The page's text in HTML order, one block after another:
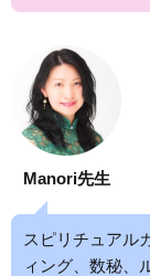
Manori先生
スピリチュアル
ィング、数秘、